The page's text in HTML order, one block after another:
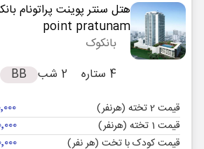
هتل سنتر پوینت پراتونام
point pratunam
بانکوک
4 ستاره
2 شب BB
قیمت 2 تخته (هرنفر)
قیمت 1 تخته (هرنفر)
قیمت کودک با تخت (هر نفر)